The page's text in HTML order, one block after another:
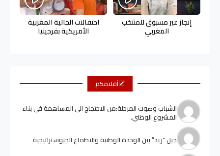
إنجاز غير مسبوق للمنتخب
المغربي
احتفالات الجالية المغربية
الأمريكية بفرجينيا
أقلامكم
الشباب وصوت المرحلة:من الاحتجاج الى المساهمة في بناء
المشروع الوطني.
جيل “زيد” ببن الوحدة الوطنية والاطماع الجيوستراتيجية